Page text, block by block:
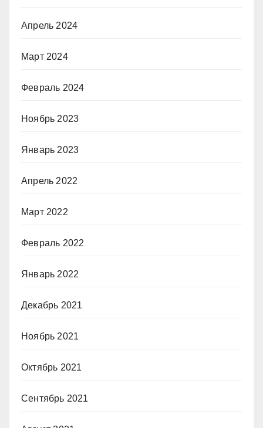
Апрель 2024
Март 2024
Февраль 2024
Ноябрь 2023
Январь 2023
Апрель 2022
Март 2022
Февраль 2022
Январь 2022
Декабрь 2021
Ноябрь 2021
Октябрь 2021
Сентябрь 2021